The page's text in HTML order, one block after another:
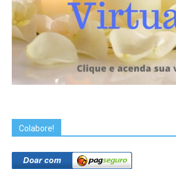
Colabore!